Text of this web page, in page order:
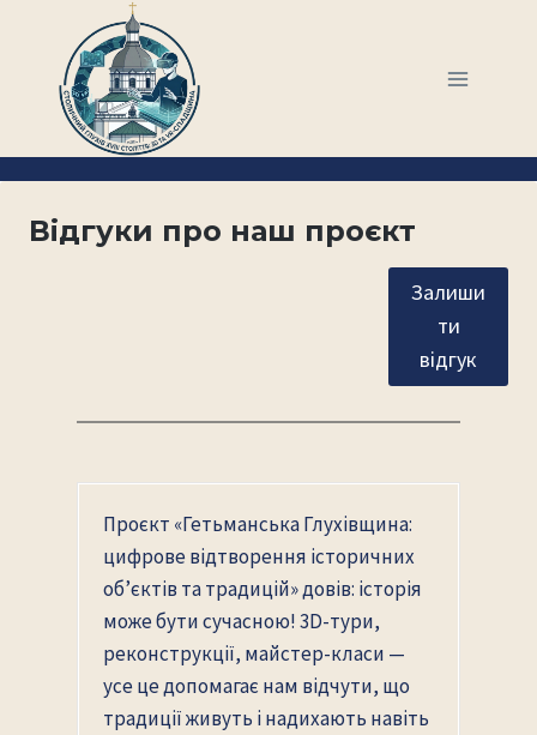
Відгуки про наш проєкт
Залиши
ти
відгук
Проєкт «Гетьманська Глухівщина:
цифрове відтворення історичних
об’єктів та традицій» довів: історія
може бути сучасною! 3D-тури,
реконструкції, майстер-класи —
усе це допомагає нам відчути, що
традиції живуть і надихають навіть